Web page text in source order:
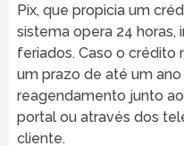
Pix, que propicia um
sistema opera 24 horas,
feriados. Caso o crédito
um prazo de até um
reagendamento junto
portal ou através dos
cliente.